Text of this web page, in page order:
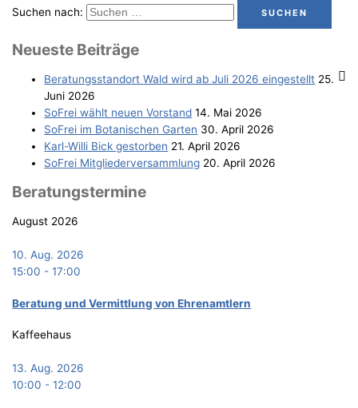
Suchen nach:
Neu­es­te Beiträge
Bera­tungs­stand­ort Wald wird ab Juli 2026 eingestellt 25.
Juni 2026
SoFrei wählt neu­en Vorstand 14. Mai 2026
SoFrei im Bota­ni­schen Garten 30. April 2026
Karl-Wil­li Bick gestorben 21. April 2026
SoFrei Mit­glie­der­ver­samm­lung 20. April 2026
Bera­tungs­ter­mi­ne
August 2026
10. Aug. 2026
15:00 -17:00
Bera­tung und Ver­mitt­lung von Ehrenamtlern
Kaffeehaus
13. Aug. 2026
10:00 -12:00